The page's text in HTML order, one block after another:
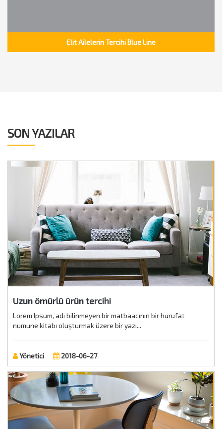
Elit Ailelerin Tercihi Blue Line
SON YAZILAR
Uzun ömürlü ürün tercihi
Lorem Ipsum, adı bilinmeyen bir matbaacının bir hurufat
numune kitabı oluşturmak üzere bir yazı...
Yönetici 2018-06-27